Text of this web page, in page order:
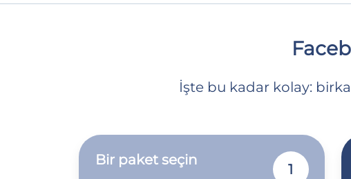
İşte bu kadar kolay:
Bir paket seçin
1